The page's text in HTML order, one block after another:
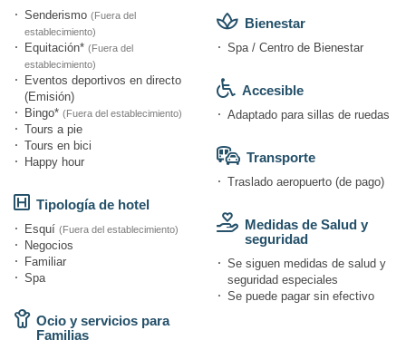
Senderismo (Fuera del
establecimiento)
Equitación* (Fuera del
establecimiento)
Eventos deportivos en directo
(Emisión)
Bingo* (Fuera del establecimiento)
Tours a pie
Tours en bici
Happy hour
Tipología de hotel
Esquí (Fuera del establecimiento)
Negocios
Familiar
Spa
Ocio y servicios para
Familias
Bienestar
Spa / Centro de Bienestar
Accesible
Adaptado para sillas de ruedas
Transporte
Traslado aeropuerto (de pago)
Medidas de Salud y
seguridad
Se siguen medidas de salud y
seguridad especiales
Se puede pagar sin efectivo